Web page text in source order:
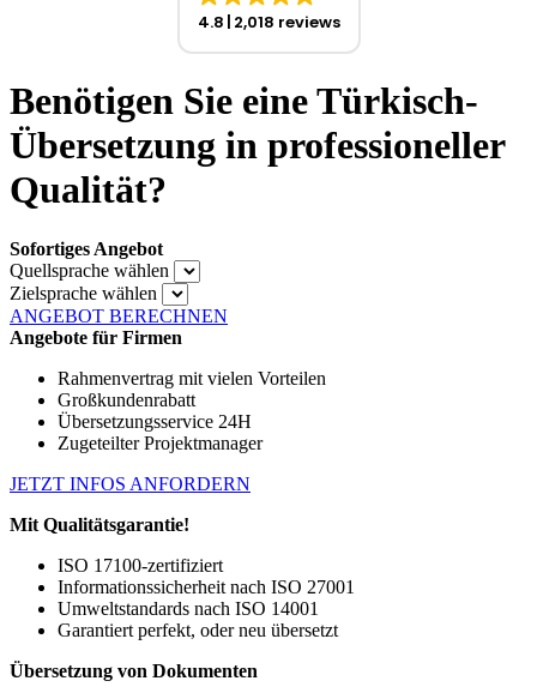
4.8 2,018 reviews
Benötigen Sie eine Türkisch-
Übersetzung in professioneller
Qualität?
Sofortiges Angebot
Quellsprache wählen
Zielsprache wählen
ANGEBOT BERECHNEN
Angebote für Firmen
Rahmenvertrag mit vielen Vorteilen
Großkundenrabatt
Übersetzungsservice 24H
Zugeteilter Projektmanager
JETZT INFOS ANFORDERN
Mit Qualitätsgarantie!
ISO 17100-zertifiziert
Informationssicherheit nach ISO 27001
Umweltstandards nach ISO 14001
Garantiert perfekt, oder neu übersetzt
Übersetzung von Dokumenten